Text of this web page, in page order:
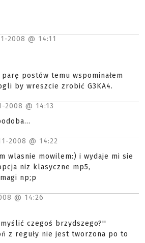
2008 @ 14:11
parę postów temu wspominałem
by wreszcie zrobić G3KA4.
2008 @ 14:13
2008 @ 14:22
wlasnie mowilem:) i wydaje mi sie
niz klasyczne mp5,
np;p
@ 14:26
czegoś brzydszego?''
z reguły nie jest tworzona po to